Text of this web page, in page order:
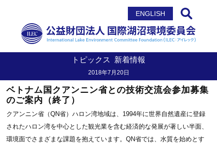
ENGLISH
サイト内検索
トピックス 新着情報
2018年7月20日
ベトナム国クアンニン省との技術交流会参加募集
のご案内（終了）
クアンニン省（QN省）ハロン湾地域は、1994年に世界自然遺産に登録
されたハロン湾を中心とした観光業を含む経済的な発展が著しい半面、
環境面でさまざまな課題を抱えています。QN省では、水質を始めとす